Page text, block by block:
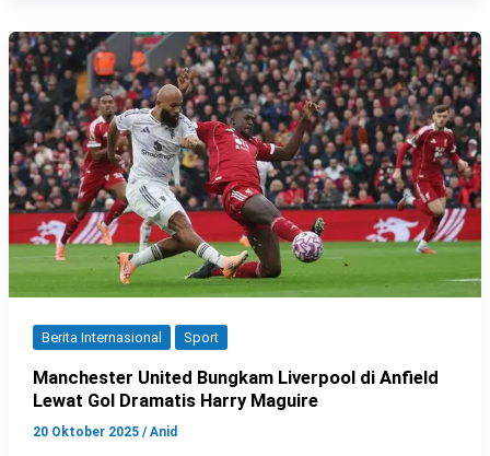
Berita Internasional Sport
Manchester United Bungkam Liverpool di Anfield
Lewat Gol Dramatis Harry Maguire
20 Oktober 2025 /Anid